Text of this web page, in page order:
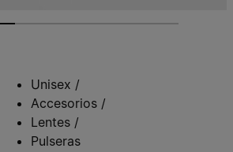
Unisex /
Accesorios /
Lentes /
Pulseras